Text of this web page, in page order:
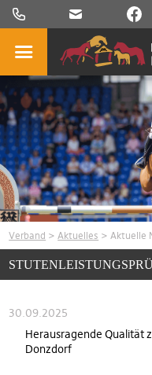
Verband >Aktuelles > Aktuelle
30.09.2025
Herausragende Qualität
Donzdorf